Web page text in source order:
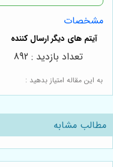
مشخصات
به این مقاله امتیاز بدهید :
تعداد بازدید : 892
مطالب مشابه